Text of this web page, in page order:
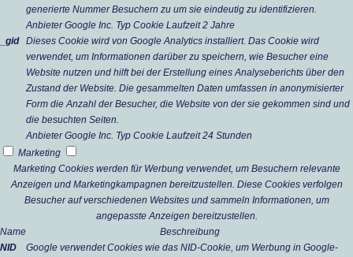
generierte Nummer Besuchern zu um sie eindeutig zu identifizieren.
Anbieter Google Inc. Typ Cookie Laufzeit 2 Jahre
_gid
Dieses Cookie wird von Google Analytics installiert. Das Cookie wird
verwendet, um Informationen darüber zu speichern, wie Besucher eine
Website nutzen und hilft bei der Erstellung eines Analyseberichts über den
Zustand der Website. Die gesammelten Daten umfassen in anonymisierter
Form die Anzahl der Besucher, die Website von der sie gekommen sind und
die besuchten Seiten.
Anbieter Google Inc. Typ Cookie Laufzeit 24 Stunden
Marketing
Marketing Cookies werden für Werbung verwendet, um Besuchern relevante
Anzeigen und Marketingkampagnen bereitzustellen. Diese Cookies verfolgen
Besucher auf verschiedenen Websites und sammeln Informationen, um
angepasste Anzeigen bereitzustellen.
Name
Beschreibung
NID
Google verwendet Cookies wie das NID-Cookie, um Werbung in Google-